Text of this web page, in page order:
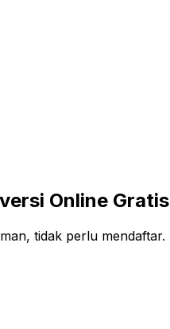
Online Gratis
tidak perlu mendaftar.